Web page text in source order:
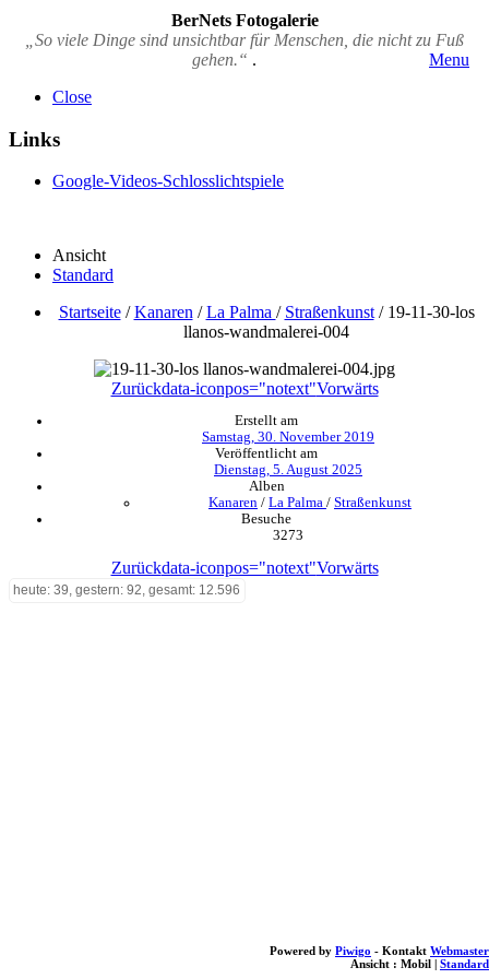
BerNets Fotogalerie
„So viele Dinge sind unsichtbar für Menschen, die nicht zu Fuß
gehen.“ .
Menu
Close
Links
Google-Videos-Schlosslichtspiele
Ansicht
Standard
Startseite/Kanaren/La Palma / Straßenkunst/ 19-11-30-los
llanos-wandmalerei-004
Zurückdata-iconpos="notext"Vorwärts
Erstellt am
Samstag, 30. November 2019
Veröffentlicht am
Dienstag, 5. August 2025
Alben
Kanaren / La Palma / Straßenkunst
Besuche
3273
Zurückdata-iconpos="notext"Vorwärts
heute: 39, gestern: 92, gesamt: 12.596
Powered by Piwigo - Kontakt Webmaster
Ansicht : Mobil | Standard